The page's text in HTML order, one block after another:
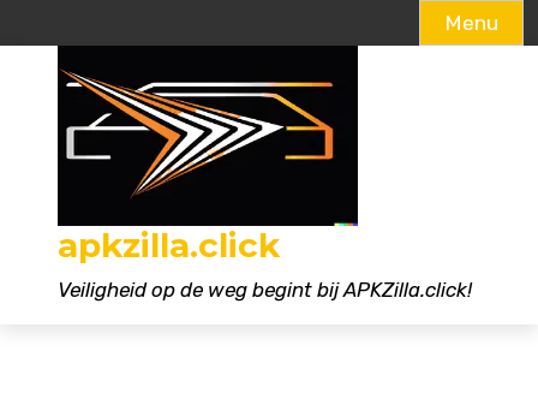
Menu
apkzilla.click
Veiligheid op de weg begint bij APKZilla.click!